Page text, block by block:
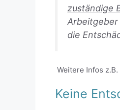
zuständige
Arbeitgeber
die
Weitere Infos z.B.
Keine